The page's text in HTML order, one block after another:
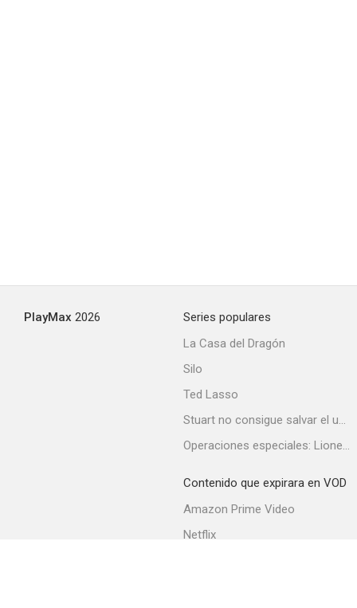
PlayMax 2026
Series populares
La Casa del Dragón
Silo
Ted Lasso
Stuart no consigue salvar el universo
Operaciones especiales: Lioness
Contenido que expirara en VOD
Amazon Prime Video
Netflix